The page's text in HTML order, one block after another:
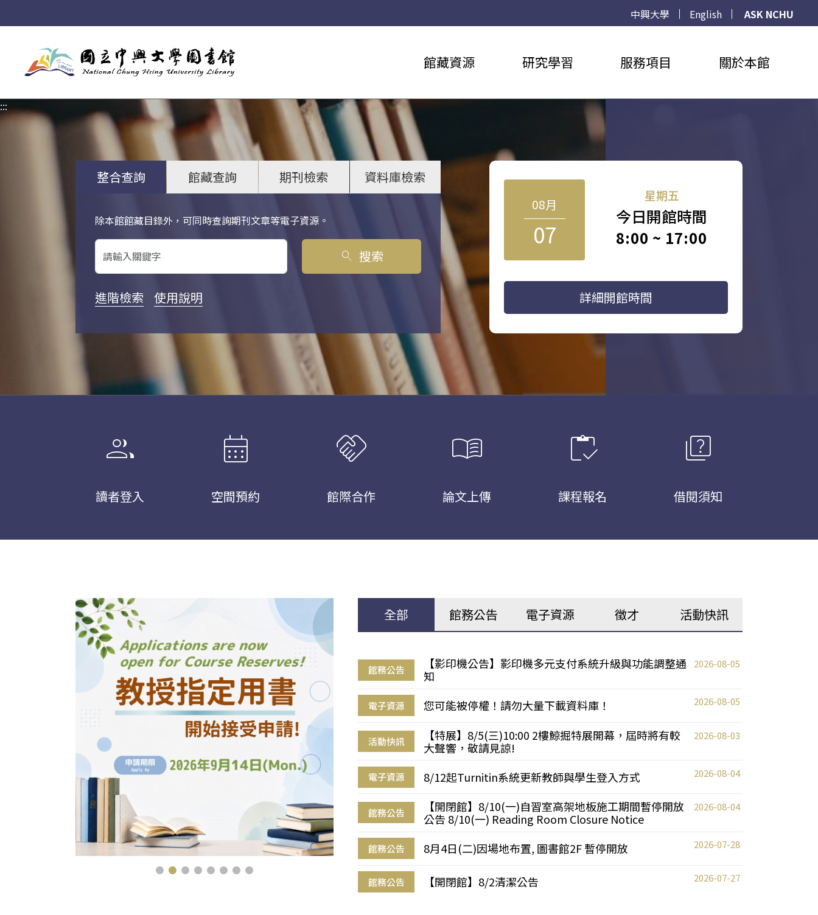
中興大學 English
ASK NCHU
館藏資源 研究學習 服務項目 關於本館
:::
整合查詢 館藏查詢 期刊檢索 資料庫檢索
除本館館藏目錄外，可同時查詢期刊文章等電子資源。
關鍵字搜尋
search 搜索
進階檢索 使用說明
08月
07
星期五
今日開館時間
8:00 ~ 17:00
詳細開館時間
group
讀者登入
calendar_month
空間預約
handshake
館際合作
menu_book
論文上傳
inventory
課程報名
quiz
借閱須知
全部 館務公告 電子資源 徵才 活動快訊
館務公告
【影印機公告】影印機多元支付系統升級與功能調整通
知
2026-08-05
電子資源 您可能被停權！請勿大量下載資料庫！ 2026-08-05
活動快訊
【特展】8/5(三)10:00 2樓鯨掘特展開幕，屆時將有較
大聲響，敬請見諒!
2026-08-03
電子資源 8/12起Turnitin系統更新教師與學生登入方式 2026-08-04
館務公告
【開閉館】8/10(一)自習室高架地板施工期間暫停開放
公告 8/10(一) Reading Room Closure Notice
2026-08-04
館務公告 8月4日(二)因場地布置, 圖書館2F 暫停開放 2026-07-28
館務公告 【開閉館】8/2清潔公告 2026-07-27